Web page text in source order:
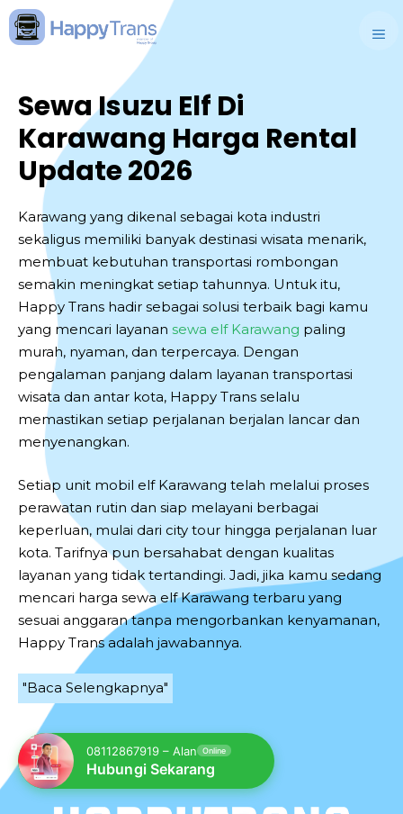
Skip
to
Sewa Isuzu Elf Di
Karawang Harga Rental
Update 2026
Karawang yang dikenal sebagai kota industri
sekaligus memiliki banyak destinasi wisata menarik,
membuat kebutuhan transportasi rombongan
semakin meningkat setiap tahunnya. Untuk itu,
Happy Trans hadir sebagai solusi terbaik bagi kamu
yang mencari layanan sewa elf Karawang paling
murah, nyaman, dan terpercaya. Dengan
pengalaman panjang dalam layanan transportasi
wisata dan antar kota, Happy Trans selalu
memastikan setiap perjalanan berjalan lancar dan
menyenangkan.
Setiap unit mobil elf Karawang telah melalui proses
perawatan rutin dan siap melayani berbagai
keperluan, mulai dari city tour hingga perjalanan luar
kota. Tarifnya pun bersahabat dengan kualitas
layanan yang tidak tertandingi. Jadi, jika kamu sedang
mencari harga sewa elf Karawang terbaru yang
sesuai anggaran tanpa mengorbankan kenyamanan,
Happy Trans adalah jawabannya.
"Baca Selengkapnya"
08112867919 – Alan Online
Hubungi Sekarang